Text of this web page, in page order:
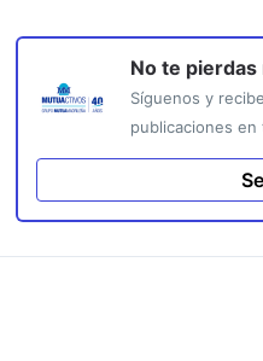
No te pierdas
Síguenos y
publicaciones en